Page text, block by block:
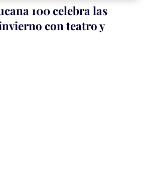
100 celebra las
con teatro y